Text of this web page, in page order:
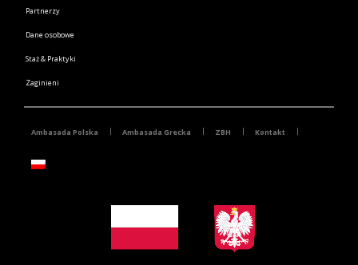
Partnerzy
Dane osobowe
Staż & Praktyki
Zaginieni
Ambasada Polska Ambasada Grecka ZBH Kontakt